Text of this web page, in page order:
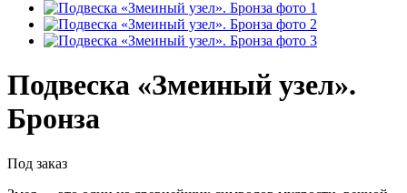
Подвеска «Змеиный узел».
Бронза
Под заказ